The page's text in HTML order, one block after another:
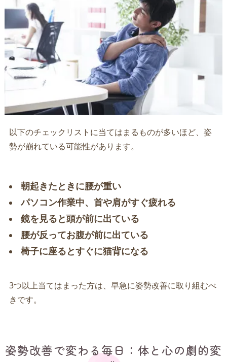
以下のチェックリストに当てはまるものが多いほど、姿
勢が崩れている可能性があります。
朝起きたときに腰が重い
パソコン作業中、首や肩がすぐ疲れる
鏡を見ると頭が前に出ている
腰が反ってお腹が前に出ている
椅子に座るとすぐに猫背になる
3つ以上当てはまった方は、早急に姿勢改善に取り組むべ
きです。
姿勢改善で変わる毎日：体と心の劇的変